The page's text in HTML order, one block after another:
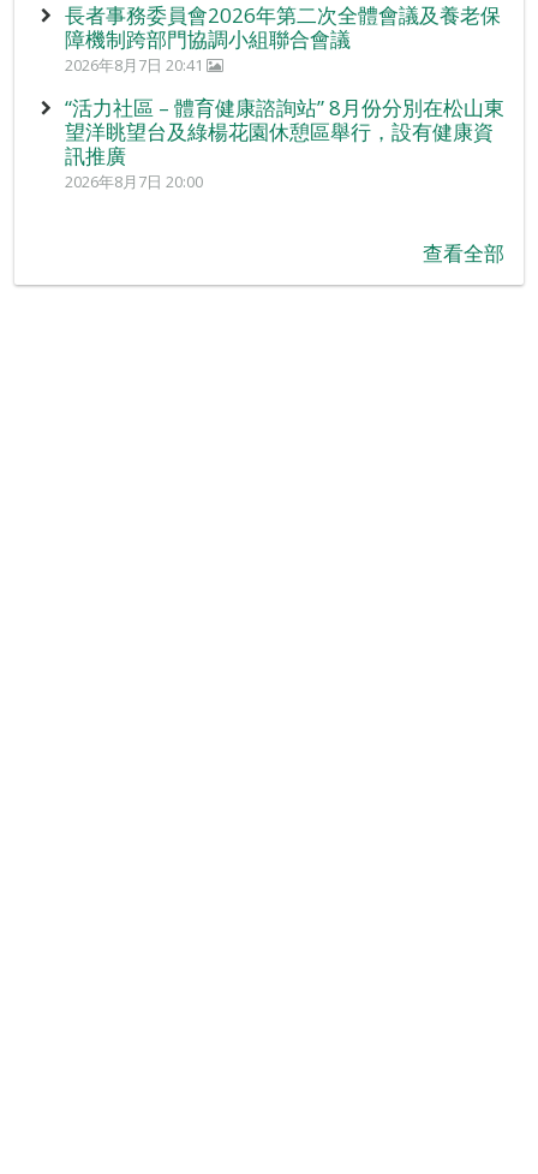
長者事務委員會2026年第二次全體會議及養老保
障機制跨部門協調小組聯合會議
2026年8月7日 20:41
“活力社區 – 體育健康諮詢站” 8月份分別在松山東
望洋眺望台及綠楊花園休憩區舉行，設有健康資
訊推廣
2026年8月7日 20:00
查看全部